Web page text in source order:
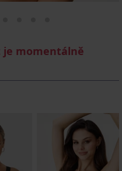
je momentálně